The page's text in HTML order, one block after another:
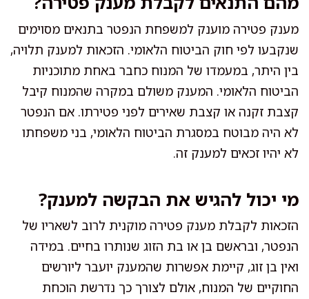
מענק פטירה מוענק למשפחת הנפטר בתנאים מסוימים
שנקבעו לפי חוק הביטוח הלאומי. הזכאות למענק תלויה,
בין היתר, במעמדו של המנוח כחבר באחת מתוכניות
הביטוח הלאומי. המענק משולם במקרה שהמנוח קיבל
קצבת זקנה או קצבת שאירים לפני פטירתו. אם הנפטר
לא היה מבוטח במסגרת הביטוח הלאומי, בני משפחתו
לא יהיו זכאים למענק זה.
מי יכול להגיש את הבקשה למענק?
הזכאות לקבלת מענק פטירה מוקנית לרוב לשאריו של
הנפטר, ובראשם בן או בת הזוג שנותרו בחיים. במידה
ואין בן זוג, קיימת אפשרות שהמענק יועבר ליורשים
החוקיים של המנוח, אולם לצורך כך נדרשת הוכחת